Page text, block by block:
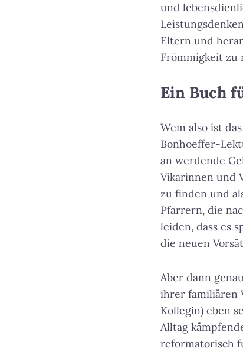
und
Eltern und
Frömmigkeit zu
Ein Buch
Wem also ist
Bonhoeffer-
an werdende
Vikarinnen und
zu finden und
Pfarrern, die
leiden, dass es
die neuen
Aber dann
ihrer familiären
Kollegin) eben
Alltag
reformatorisch